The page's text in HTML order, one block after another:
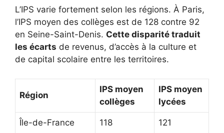
L’IPS varie fortement selon les régions. À Paris,
l’IPS moyen des collèges est de 128 contre 92
en Seine-Saint-Denis. Cette disparité traduit
les écarts de revenus, d’accès à la culture et
de capital scolaire entre les territoires.
Région
IPS moyen
collèges
IPS moyen
lycées
Île-de-France 118 121